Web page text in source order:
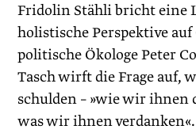
Fridolin Stähli bricht eine
holistische Perspektive
politische Ökologe Peter
Tasch wirft die Frage auf,
schulden – »wie wir ihnen
was wir ihnen